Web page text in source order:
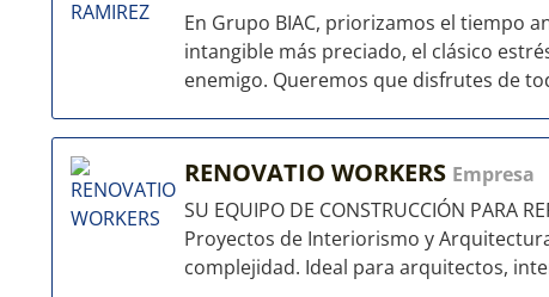
En Grupo BIAC, priorizamos el tiempo
intangible más preciado, el clásico
enemigo. Queremos que disfrutes de
RENOVATIO WORKERS Empresa
SU EQUIPO DE CONSTRUCCIÓN PARA
Proyectos de Interiorismo y
complejidad. Ideal para arquitectos,